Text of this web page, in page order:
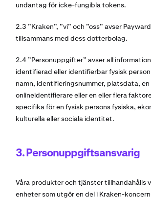
undantag för icke-fungibla tokens.
2.3 ”Kraken”, ”vi” och ”oss” avser
tillsammans med dess dotterbolag.
2.4 ”Personuppgifter” avser all
identifierad eller identifierbar fysisk
namn, identifieringsnummer, platsdata, en
onlineidentifierare eller en eller flera
specifika för en fysisk persons fysiska,
kulturella eller sociala identitet.
3. Personuppgiftsansvarig
Våra produkter och tjänster tillhandahålls
enheter som utgör en del i Kraken-